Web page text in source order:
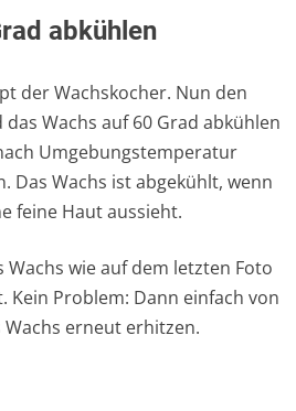
abkühlen
der Wachskocher. Nun den
Wachs auf 60 Grad abkühlen
Umgebungstemperatur
Das Wachs ist abgekühlt, wenn
feine Haut aussieht.
Wachs wie auf dem letzten Foto
Kein Problem: Dann einfach von
erneut erhitzen.